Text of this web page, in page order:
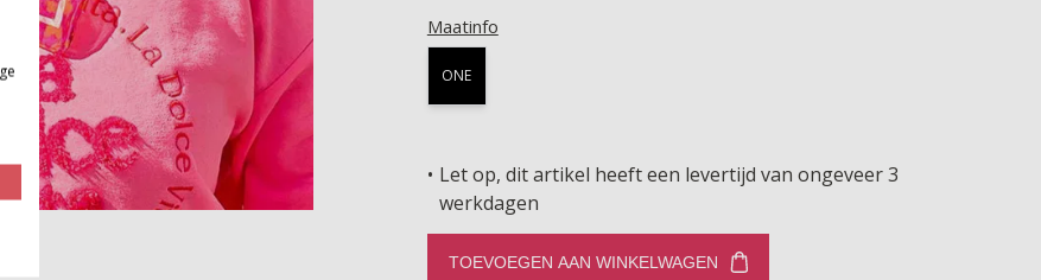
Maatinfo
ONE
Let op, dit artikel heeft een levertijd van ongeveer 3
werkdagen
TOEVOEGEN AAN WINKELWAGEN